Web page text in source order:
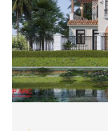
đến toàn thể
và bạn bè thân